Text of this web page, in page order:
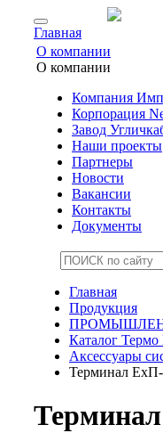
Главная
О компании
О компании
Компания
Корпорация
Завод
Наши проекты
Партнеры
Новости
Вакансии
Контакты
Документы
Главная
Продукция
Каталог Термо
Аксессуары
Терминал